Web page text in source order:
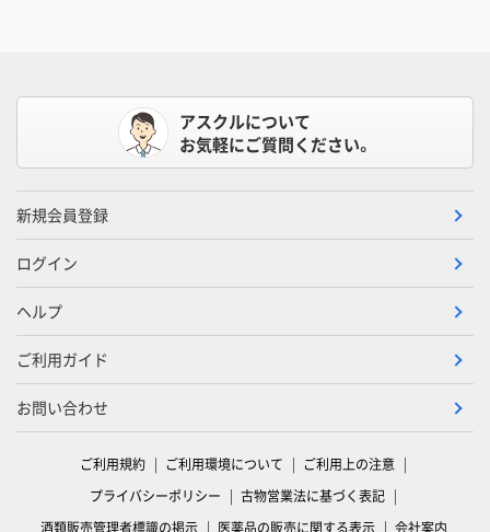
アスクルについて
お気軽にご質問ください。
新規会員登録
ログイン
ヘルプ
ご利用ガイド
お問い合わせ
ご利用規約 ご利用環境について
ご利用上の注意
プライバシーポリシー
古物営業法に基づく表記
酒類販売管理者標識の掲示
医薬品の販売に関する表示 会社案内